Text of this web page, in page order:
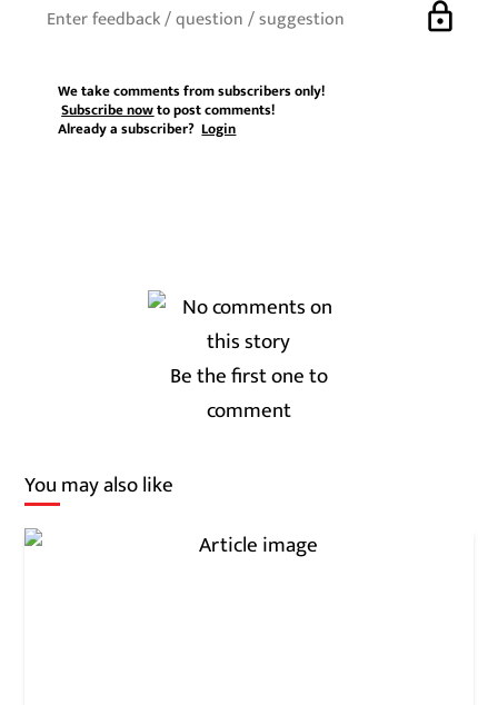
lock
We take comments from subscribers only!
Subscribe nowto post comments!
Already a subscriber?Login
Be the first one to
comment
You may also like